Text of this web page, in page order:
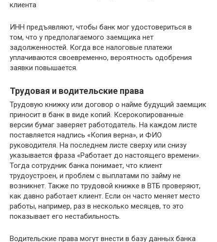
клиента
ИНН предъявляют, чтобы банк мог удостовериться в
том, что у предполагаемого заемщика нет
задолженностей. Когда все налоговые платежи
уплачиваются своевременно, вероятность одобрения
заявки повышается.
Трудовая и водительские права
Трудовую книжку или договор о найме будущий заемщик
приносит в банк в виде копий. Ксерокопированные
версии бумаг заверяет работодатель. На каждом листе
поставляется надпись «Копия верна», и ФИО
руководителя. На последнем листе сверху или снизу
указывается фраза «Работает до настоящего времени».
Тогда сотрудник банка понимает, что клиент
трудоустроен, и проблем с выплатами по займу не
возникнет. Также по трудовой книжке в ВТБ проверяют,
как давно работает клиент. Если он часто меняет место
работы, например, раз в несколько месяцев, то это
показывает его нестабильность.
Водительские права могут внести в базу данных банка